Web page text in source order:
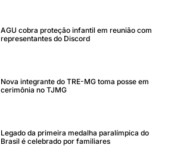
AGU cobra proteção infantil em reunião com
representantes do Discord
Nova integrante do TRE-MG toma posse em
cerimônia no TJMG
Legado da primeira medalha paralímpica do
Brasil é celebrado por familiares